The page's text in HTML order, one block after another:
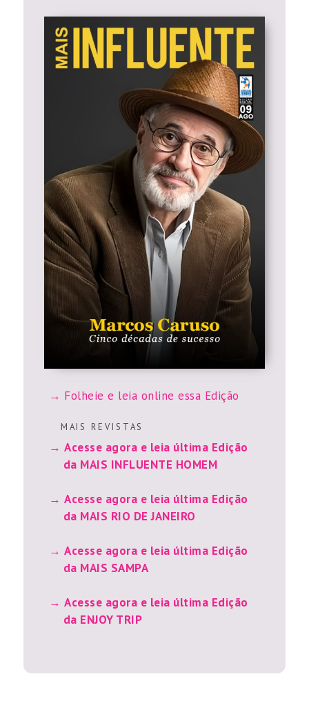
Folheie e leia online essa Edição
M A I S R E V I S T A S
Acesse agora e leia última Edição
da MAIS INFLUENTE HOMEM
Acesse agora e leia última Edição
da MAIS RIO DE JANEIRO
Acesse agora e leia última Edição
da MAIS SAMPA
Acesse agora e leia última Edição
da ENJOY TRIP